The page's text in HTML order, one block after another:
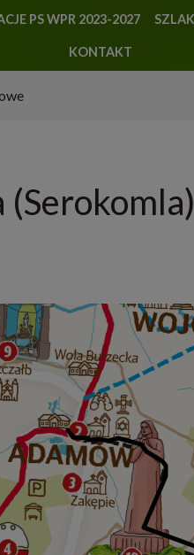
PS WPR 2023-2027
KONTAKT
(Serokomla)